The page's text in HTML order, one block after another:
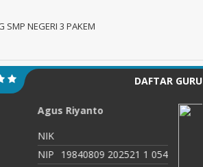
SMP NEGERI 3 PAKEM
DAFTAR GURU
Fernando Wenas
NIK